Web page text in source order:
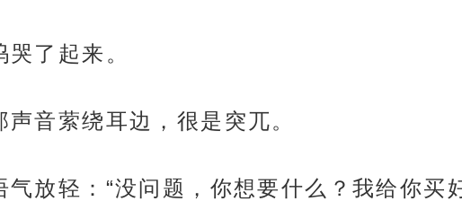
了起来。
音萦绕耳边，很是突兀。
放轻：“没问题，你想要什么？我给你买